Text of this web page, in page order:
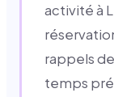
activité à
rappels
temps